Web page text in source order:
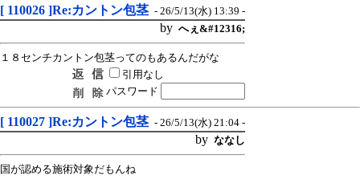
[ 110026 ]Re:カントン包茎 - 26/5/13(水) 13:39 -
by へぇ&#12316;
１８センチカントン包茎ってのもあるんだがな
引用なし
パスワード
[ 110027 ]Re:カントン包茎 - 26/5/13(水) 21:04 -
by ななし
国が認める施術対象だもんね